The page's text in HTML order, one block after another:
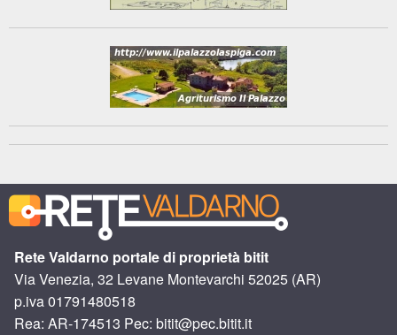
Rete Valdarno portale di proprietà bitit
Via Venezia, 32 Levane Montevarchi 52025 (AR)
p.iva 01791480518
Rea: AR-174513 Pec: bitit@pec.bitit.it